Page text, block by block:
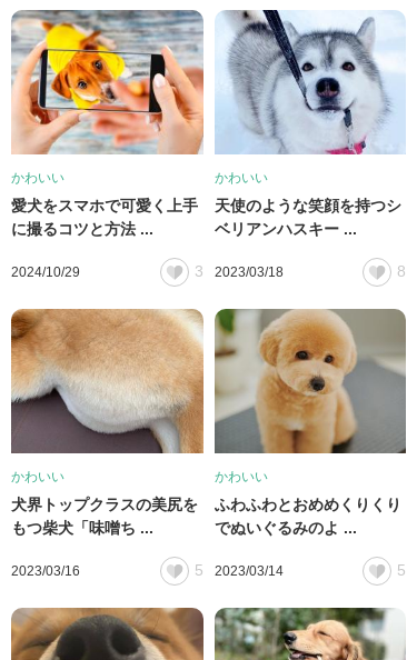
かわいい
愛犬をスマホで可愛く上手
に撮るコツと方法 ...
2024/10/29 3
かわいい
天使のような笑顔を持つシ
ベリアンハスキー ...
2023/03/18 8
かわいい
犬界トップクラスの美尻を
もつ柴犬「味噌ち ...
2023/03/16 5
かわいい
ふわふわとおめめくりくり
でぬいぐるみのよ ...
2023/03/14 5